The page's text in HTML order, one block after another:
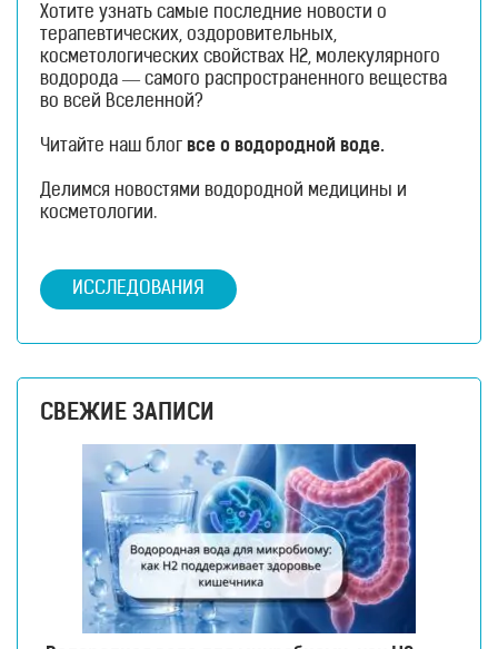
Хотите узнать самые последние новости о
терапевтических, оздоровительных,
косметологических свойствах H2, молекулярного
водорода — самого распространенного вещества
во всей Вселенной?
Читайте наш блог все о водородной воде.
Делимся новостями водородной медицины и
косметологии.
ИССЛЕДОВАНИЯ
СВЕЖИЕ ЗАПИСИ